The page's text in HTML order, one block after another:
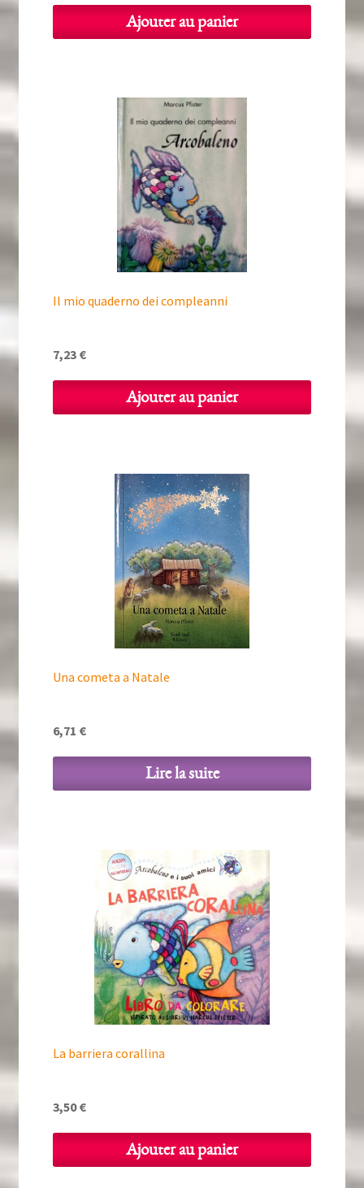
Ajouter au panier
Il mio quaderno dei compleanni
7,23 €
Ajouter au panier
Una cometa a Natale
6,71 €
Lire la suite
La barriera corallina
3,50€
Ajouter au panier